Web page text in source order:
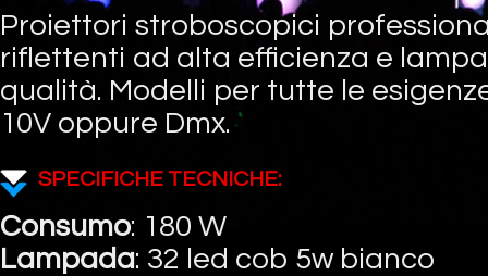
Proiettori stroboscopici
riflettenti ad alta efficienza e
qualità. Modelli per tutte le
10V oppure Dmx.
SPECIFICHE TECNICHE:
Consumo: 180 W
Lampada: 32 led cob 5w bianco